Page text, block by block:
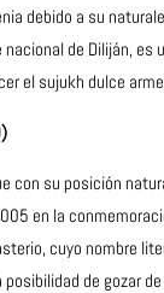
debido a su
de Diliján,
el sujukh dulce
con su posición
en la
cuyo nombre
de gozar